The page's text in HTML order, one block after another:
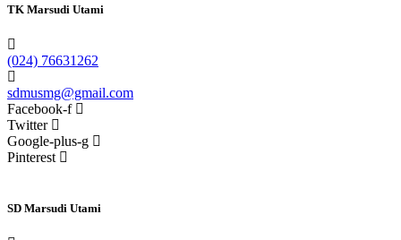
TK Marsudi Utami
(024) 76631262
sdmusmg@gmail.com
Facebook-f
Twitter
Google-plus-g
Pinterest
SD Marsudi Utami